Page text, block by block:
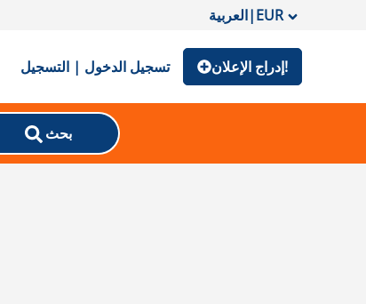
العربية|EUR
تسجيل الدخول | التسجيل إدراج الإعلان!
بحث